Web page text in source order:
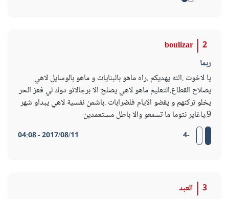
2
boulizar
ربما
يا لاخوت .الله يهديكم .راه ماهو بالبنايات و ماهو بالوسايل لاهي
يصلاح القطاع.التعليم ماهو لاهي يصلح الا برجالاتو دوك لي فعز الحر
يخلو تركنهم و يقضو الايام فلضرابات .باشمن نفسية لاهي يبداو شهر
9.ياغاير نتوما ما تسمعو والا باطل مستعمدين
-4
2017/08/11 - 04:08
3
العبد